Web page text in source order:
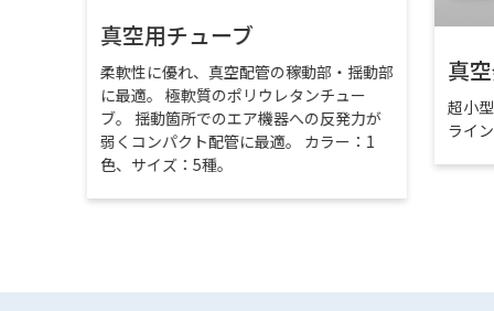
真空用チューブ
柔軟性に優れ、真空配管の稼動部・揺動部
に最適。 極軟質のポリウレタンチュー
ブ。 揺動箇所でのエア機器への反発力が
弱くコンパクト配管に最適。 カラー：1
色、サイズ：5種。
真
超小
ライ